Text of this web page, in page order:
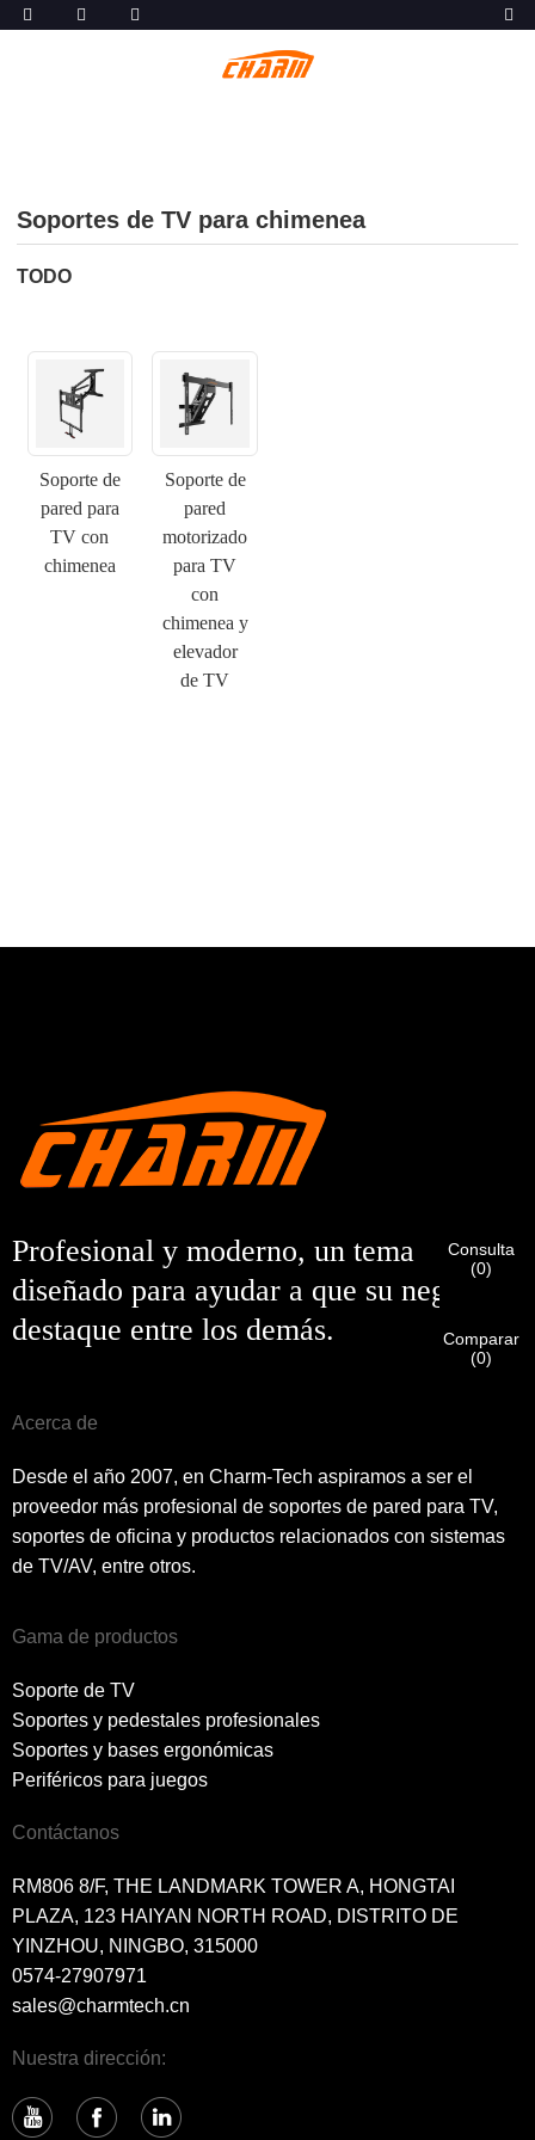
Soportes de TV para chimenea
TODO
Soporte de
pared para
TV con
chimenea
Soporte de
pared
motorizado
para TV
con
chimenea y
elevador
de TV
Profesional y moderno, un tema
diseñado para ayudar a que su negocio
destaque entre los demás.
Acerca de
Desde el año 2007, en Charm-Tech aspiramos a ser el
proveedor más profesional de soportes de pared para TV,
soportes de oficina y productos relacionados con sistemas
de TV/AV, entre otros.
Gama de productos
Soporte de TV
Soportes y pedestales profesionales
Soportes y bases ergonómicas
Periféricos para juegos
Contáctanos
RM806 8/F, THE LANDMARK TOWER A, HONGTAI
PLAZA, 123 HAIYAN NORTH ROAD, DISTRITO DE
YINZHOU, NINGBO, 315000
0574-27907971
sales@charmtech.cn
Nuestra dirección:
Soy
Cliente de CHARM
Soy
Nuevo visitante
Introduzca a continuación su dirección de correo electrónico
laboral actual para verificar que es un cliente real de
CHARM.
Volver Entregar
Antes de enviar, por favorVERIFICAR TODOLa información
CORRECTO.
La información incorrecta provocará el fallo
en el envío de los materiales.
envío
información para autenticación y autorización. Una vez que
Una vez verificada su identificación, recibirá una notificación
por correo electrónico.
Consulta
(0)
Comparar
(0)